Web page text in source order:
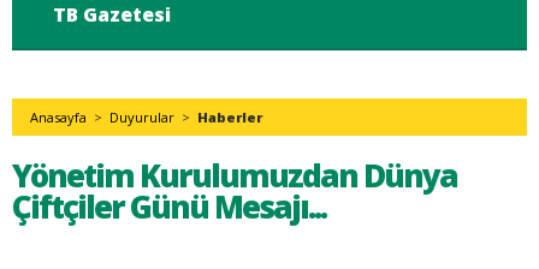
TB Gazetesi
Anasayfa > Duyurular > Haberler
Yönetim Kurulumuzdan Dünya
Çiftçiler Günü Mesajı...